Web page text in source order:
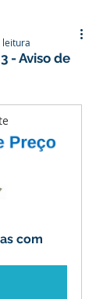
- Aviso de
leitura
com